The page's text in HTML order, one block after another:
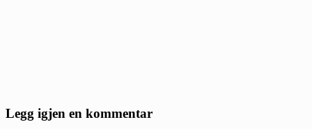
Reader
Legg igjen en kommentar